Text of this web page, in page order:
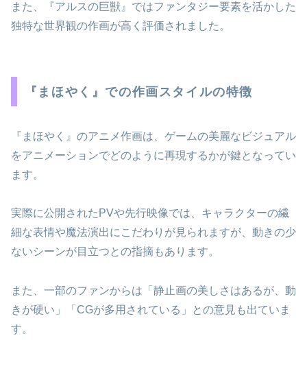
また、『アルスの巨獣』ではファンタジー要素を活かした
独特な世界観の作画が高く評価されました。
『まほやく』での作画スタイルの特徴
『まほやく』のアニメ作画は、ゲームの美麗なビジュアル
をアニメーションでどのように再現するかが鍵となってい
ます。
実際に公開されたPVや先行映像では、キャラクターの繊
細な表情や魔法演出にこだわりが見られますが、動きの少
ないシーンが目立つとの指摘もあります。
また、一部のファンからは「静止画の美しさはあるが、動
きが硬い」「CGが多用されている」との意見も出ていま
す。